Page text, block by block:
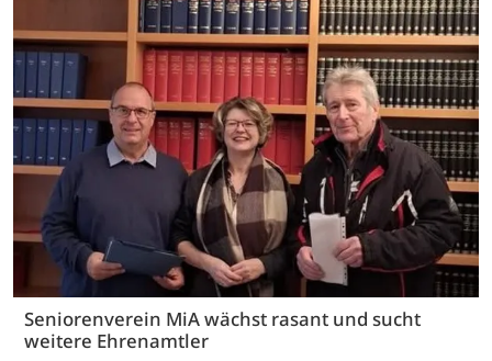
Seniorenverein MiA wächst rasant und sucht
weitere Ehrenamtler